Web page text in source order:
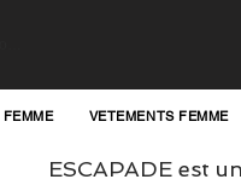
VETEMENTS FEMME
ESCAPADE est